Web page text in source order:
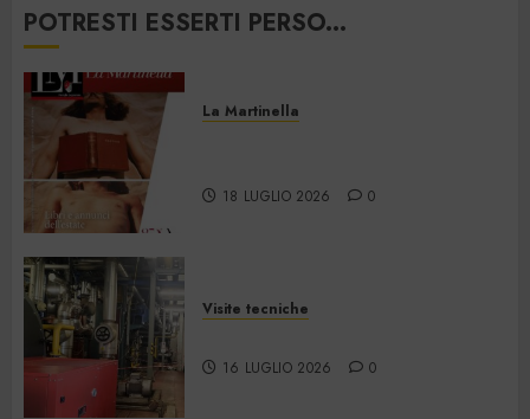
POTRESTI ESSERTI PERSO...
La Martinella
18 LUGLIO 2026 0
Visite tecniche
16 LUGLIO 2026 0